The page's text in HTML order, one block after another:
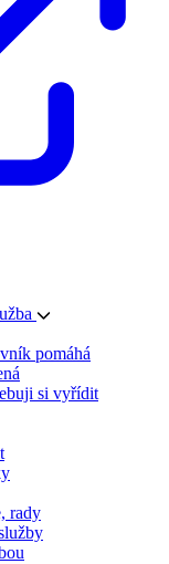
pomáhá
si vyřídit
rady